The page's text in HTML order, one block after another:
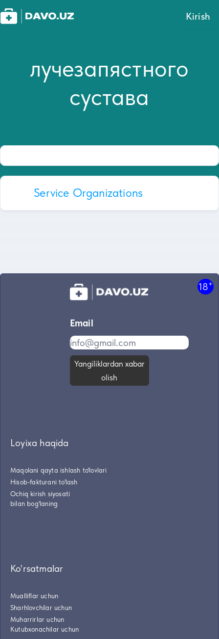
Kirish
лучезапястного
сустава
Service Organizations
18+
Email
Yangiliklardan xabar
olish
Loyixa haqida
Maqolani qayta ishlash to'lovlari
Hisob-fakturani to'lash
Ochiq kirish siyosati
bilan bog'laning
Ko'rsatmalar
Mualliflar uchun
Sharhlovchilar uchun
Muharrirlar uchun
Kutubxonachilar uchun